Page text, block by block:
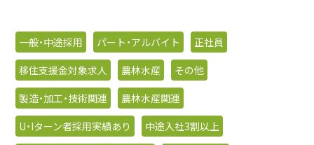
一般・中途採用 パート・アルバイト
正社員
移住支援金対象求人
農林水産
その他
製造・加工・技術関連
農林水産関連
U・Iターン者採用実績あり
中途入社3割以上